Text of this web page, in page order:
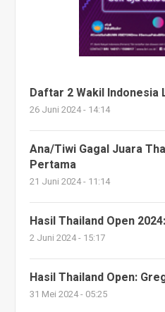
Daftar 2 Wakil Indonesia
26 Juni 2024 - 14:14
Ana/Tiwi Gagal Juara
Pertama
21 Juni 2024 - 11:14
Hasil Thailand Open
2 Juni 2024 - 15:17
Hasil Thailand Open:
31 Mei 2024 - 05:25